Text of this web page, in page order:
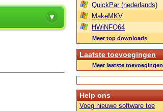
QuickPar (nederlands)
MakeMKV
HWiNFO64
Meer top downloads
Laatste toevoegingen
Meer laatste toevoegingen
Help ons
Voeg nieuwe software toe